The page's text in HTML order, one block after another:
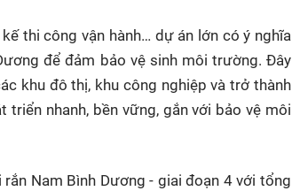
thi công vận hành… dự án lớn có ý nghĩa
để đảm bảo vệ sinh môi trường. Đây
khu đô thị, khu công nghiệp và trở thành
nhanh, bền vững, gắn với bảo vệ môi
Nam Bình Dương - giai đoạn 4 với tổng